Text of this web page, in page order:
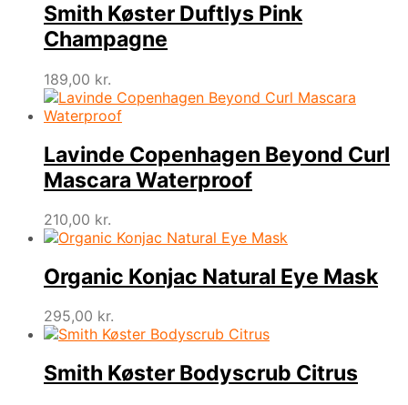
Smith Køster Duftlys Pink
Champagne
189,00 kr.
Lavinde Copenhagen Beyond Curl
Mascara Waterproof
210,00 kr.
Organic Konjac Natural Eye Mask
295,00 kr.
Smith Køster Bodyscrub Citrus